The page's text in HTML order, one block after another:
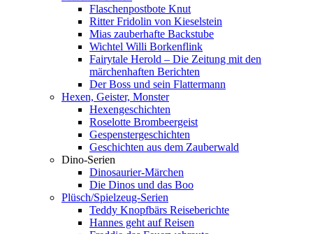
Flaschenpostbote Knut
Ritter Fridolin von Kieselstein
Mias zauberhafte Backstube
Wichtel Willi Borkenflink
Fairytale Herold – Die Zeitung mit den
märchenhaften Berichten
Der Boss und sein Flattermann
Hexen, Geister, Monster
Hexengeschichten
Roselotte Brombeergeist
Gespenstergeschichten
Geschichten aus dem Zauberwald
Dino-Serien
Dinosaurier-Märchen
Die Dinos und das Boo
Plüsch/Spielzeug-Serien
Teddy Knopfbärs Reiseberichte
Hannes geht auf Reisen